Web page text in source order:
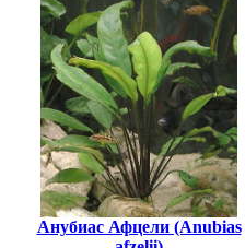
Анубиас Афцели (Anubias